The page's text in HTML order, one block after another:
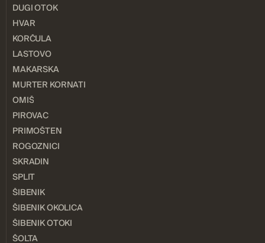
DUGI OTOK
HVAR
KORČULA
LASTOVO
MAKARSKA
MURTER KORNATI
OMIŠ
PIROVAC
PRIMOŠTEN
ROGOZNICI
SKRADIN
SPLIT
ŠIBENIK
ŠIBENIK OKOLICA
ŠIBENIK OTOKI
ŠOLTA